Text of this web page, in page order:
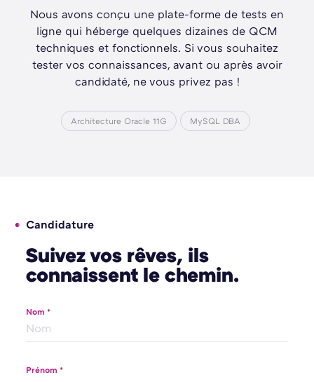
Nous avons conçu une plate-forme de tests en
ligne qui héberge quelques dizaines de QCM
techniques et fonctionnels. Si vous souhaitez
tester vos connaissances, avant ou après avoir
candidaté, ne vous privez pas !
Architecture Oracle 11G MySQL DBA
Candidature
Suivez vos rêves, ils
connaissent le chemin.
Nom *
Prénom *